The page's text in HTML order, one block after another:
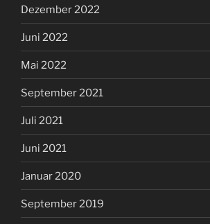
Dezember 2022
Juni 2022
Mai 2022
September 2021
Juli 2021
Juni 2021
Januar 2020
September 2019